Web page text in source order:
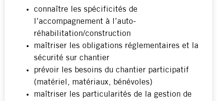
connaître les spécificités de
l’accompagnement à l’auto-
réhabilitation/construction
maîtriser les obligations réglementaires et la
sécurité sur chantier
prévoir les besoins du chantier participatif
(matériel, matériaux, bénévoles)
maîtriser les particularités de la gestion de